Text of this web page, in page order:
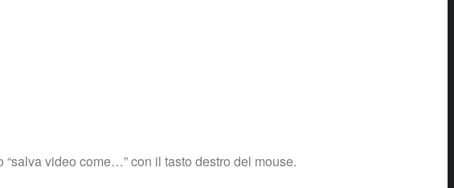
video come…” con il tasto destro del mouse.